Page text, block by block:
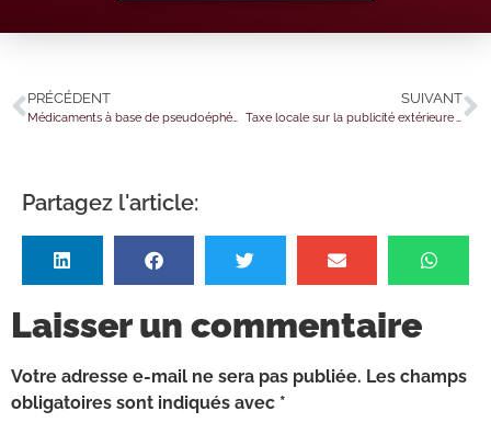
PRÉCÉDENT
Médicaments à base de pseudoéphédrine : ordonnance obligatoire !
SUIVANT
Taxe locale sur la publicité extérieure : des obligations déclaratives allégées !
Partagez l'article:
Laisser un commentaire
Votre adresse e-mail ne sera pas publiée. Les champs
obligatoires sont indiqués avec *